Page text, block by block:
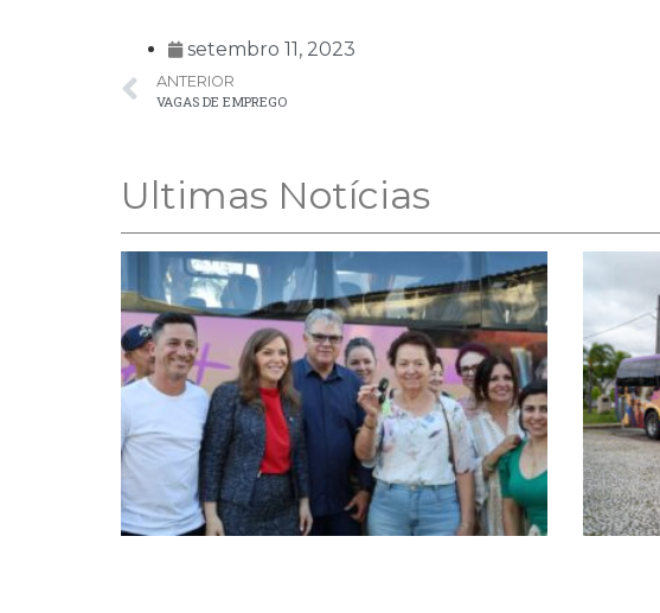
setembro 11, 2023
ANTERIOR
VAGAS DE EMPREGO
Ultimas Notícias